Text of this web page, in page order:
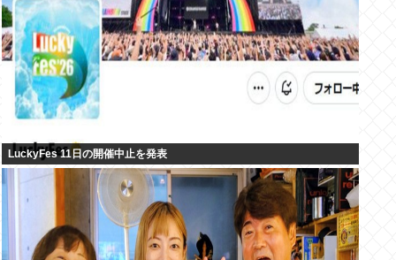
LuckyFes 11日の開催中止を発表